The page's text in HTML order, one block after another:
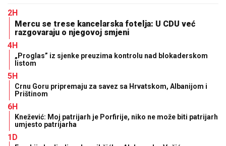
2H
Mercu se trese kancelarska fotelja: U CDU već
razgovaraju o njegovoj smjeni
4H
„Proglas” iz sjenke preuzima kontrolu nad blokaderskom
listom
5H
Crnu Goru pripremaju za savez sa Hrvatskom, Albanijom i
Prištinom
6H
Knežević: Moj patrijarh je Porfirije, niko ne može biti patrijarh
umjesto patrijarha
1D